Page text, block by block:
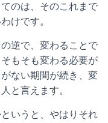
のは、そのこれまで
けです。
逆で、変わることで
もそも変わる必要が
ない期間が続き、変
と言えます。
いうと、やはりそれ